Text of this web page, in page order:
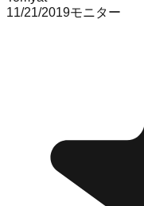
11/21/2019モニター